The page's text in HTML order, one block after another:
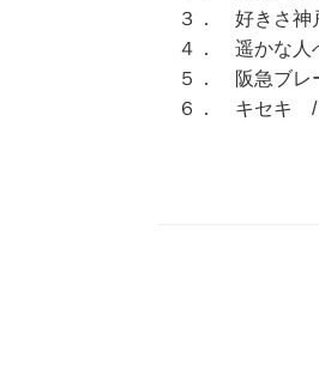
３． 好きさ
４． 遥かな
５． 阪急ブレ
６． キセキ /